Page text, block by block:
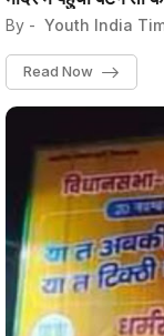
By - Youth India
Read Now